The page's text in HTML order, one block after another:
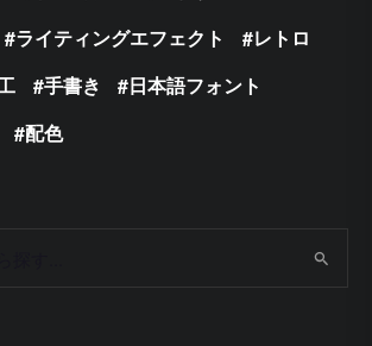
ライティングエフェクト
レトロ
手書き
日本語フォント
配色